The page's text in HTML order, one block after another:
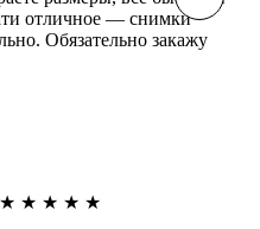
отличное — снимки
Обязательно закажу
★ ★ ★ ★ ★